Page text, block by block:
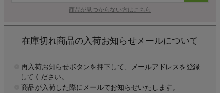
商品が見つからない方はこちら
在庫切れ商品の入荷お知らせメールについて
再入荷お知らせボタンを押下して、メールアドレスを登録
してください。
商品が入荷した際にメールでお知らせいたします。